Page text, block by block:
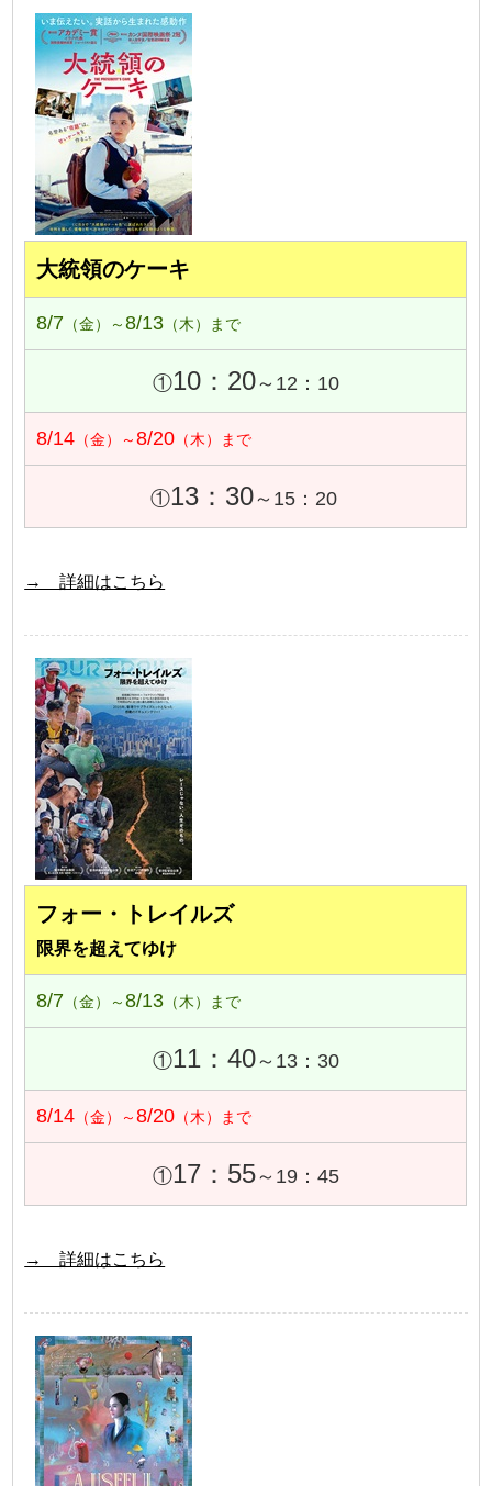
大統領のケーキ
8/7 （金）～8/13 （木）まで
①10：20～12：10
8/14 （金）～8/20 （木）まで
①13：30～15：20
→ 詳細はこちら
フォー・トレイルズ
限界を超えてゆけ
8/7 （金）～8/13 （木）まで
①11：40～13：30
8/14 （金）～8/20 （木）まで
①17：55～19：45
→ 詳細はこちら